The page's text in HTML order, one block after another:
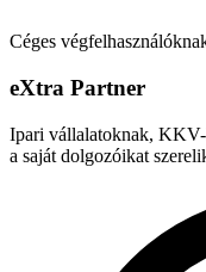
Céges
eXtra Partner
Ipari vállalatoknak,
a saját dolgozóikat